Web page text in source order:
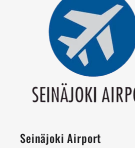
Seinäjoki Airport